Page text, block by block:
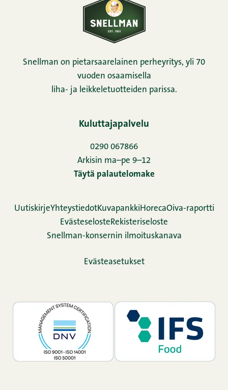
Snellman on pietarsaarelainen perheyritys, yli 70
vuoden osaamisella
liha- ja leikkeletuotteiden parissa.
Kuluttajapalvelu
0290 067866
Arkisin ma–pe 9–12
Täytä palautelomake
UutiskirjeYhteystiedotKuvapankki HorecaOiva-raportti
Evästeseloste Rekisteriseloste
Snellman-konsernin ilmoituskanava
Evästeasetukset